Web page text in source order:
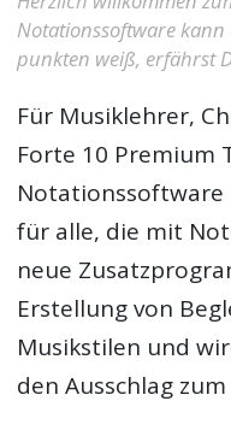
Notationssoftware
punkten weiß, erfährst
Für Musiklehrer,
Forte 10 Premium
Notationssoftware
für alle, die mit
neue
Erstellung von
Musikstilen und
den Ausschlag